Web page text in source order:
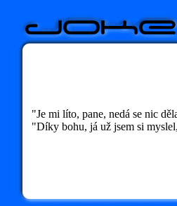
"Je mi líto, pane, nedá se nic
"Díky bohu, já už jsem si